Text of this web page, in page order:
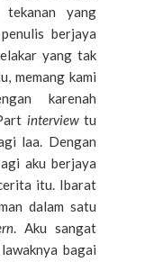
yang
berjaya
yang tak
memang kami
karenah
interviewtu
laa. Dengan
aku berjaya
itu. Ibarat
dalam satu
. Aku sangat
bagai